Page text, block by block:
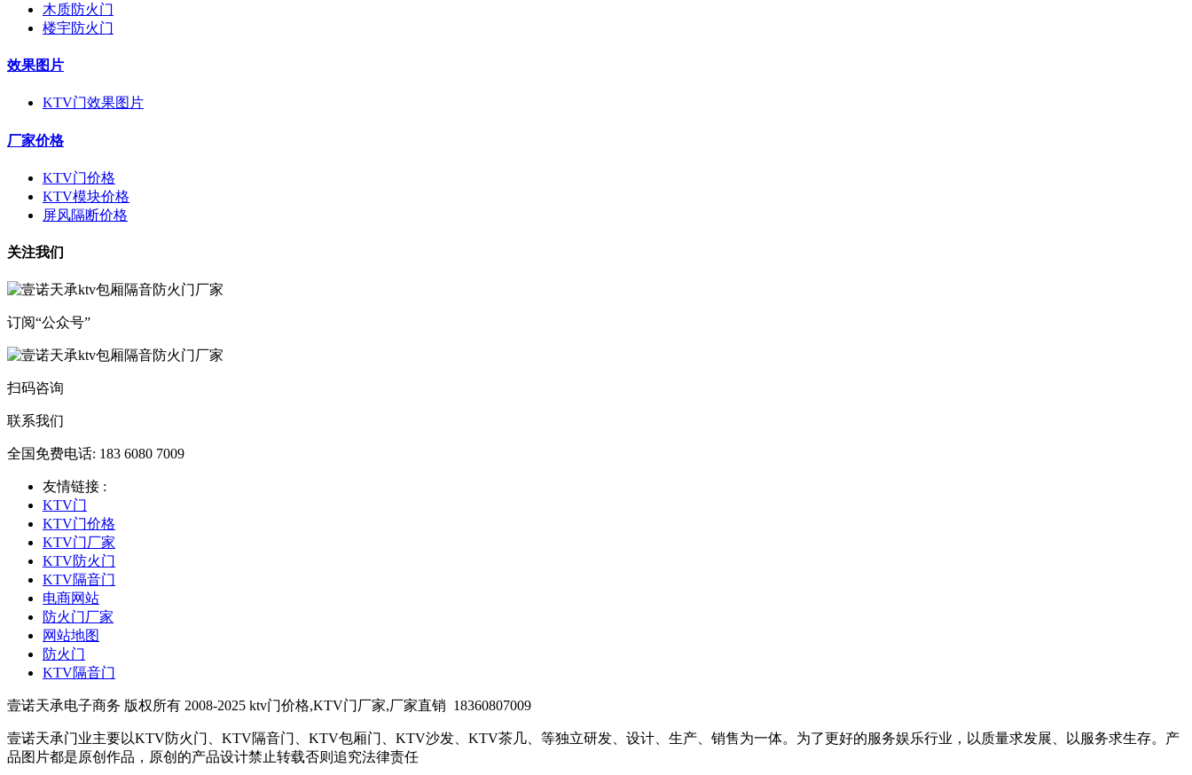
木质防火门
楼宇防火门
效果图片
KTV门效果图片
厂家价格
KTV门价格
KTV模块价格
屏风隔断价格
关注我们
订阅“公众号”
扫码咨询
联系我们
全国免费电话: 183 6080 7009
友情链接 :
KTV门
KTV门价格
KTV门厂家
KTV防火门
KTV隔音门
电商网站
防火门厂家
网站地图
防火门
KTV隔音门
壹诺天承电子商务 版权所有 2008-2025 ktv门价格,KTV门厂家,厂家直销 18360807009
壹诺天承门业主要以KTV防火门、KTV隔音门、KTV包厢门、KTV沙发、KTV茶几、等独立研发、设计、生产、销售为一体。为了更好的服务娱乐行业，以质量求发展、以服务求生存。产
品图片都是原创作品，原创的产品设计禁止转载否则追究法律责任